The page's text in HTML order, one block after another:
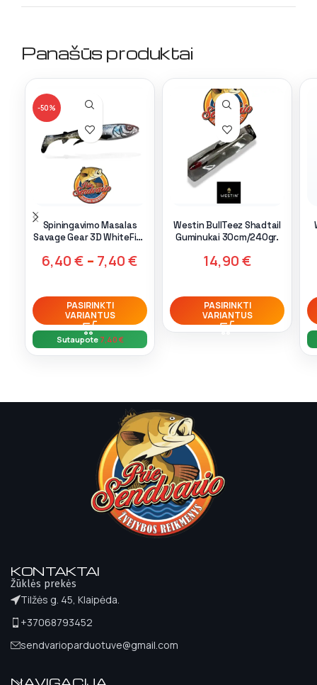
Panašūs produktai
-50%
Spiningavimo Masalas
Savage Gear 3D WhiteFish
6,40€ – 7,40€
PASIRINKTI
VARIANTUS
Sutaupote 7,40 €
Westin BullTeez Shadtail
Guminukai 30cm/240gr.
14,90€
PASIRINKTI
VARIANTUS
KONTAKTAI
Žūklės prekės
Tilžės g. 45, Klaipėda.
+37068793452
sendvarioparduotuve@gmail.com
NAVIGACIJA